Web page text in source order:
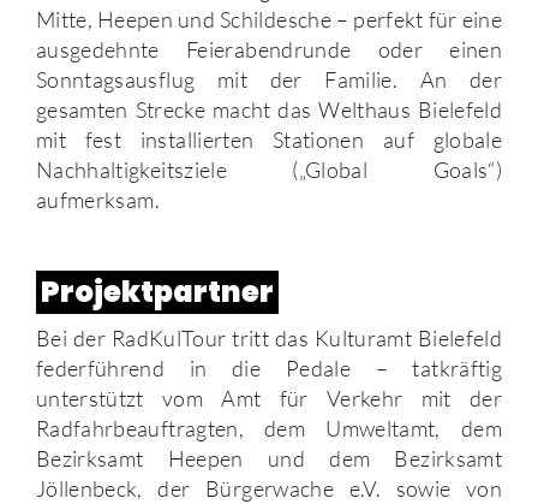
Mitte, Heepen und Schildesche – perfekt für eine
ausgedehnte Feierabendrunde oder einen
Sonntagsausflug mit der Familie. An der
gesamten Strecke macht das Welthaus Bielefeld
mit fest installierten Stationen auf globale
Nachhaltigkeitsziele („Global Goals“)
aufmerksam.
Projektpartner
Bei der RadKulTour tritt das Kulturamt Bielefeld
federführend in die Pedale – tatkräftig
unterstützt vom Amt für Verkehr mit der
Radfahrbeauftragten, dem Umweltamt, dem
Bezirksamt Heepen und dem Bezirksamt
Jöllenbeck, der Bürgerwache e.V. sowie von